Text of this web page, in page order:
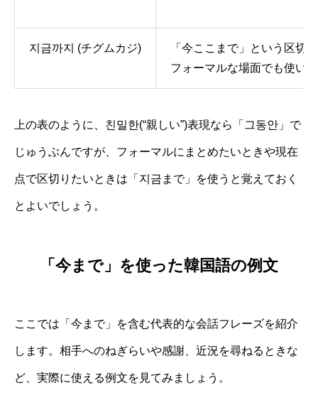
지금까지 (チグムカジ)
「今ここまで」という区切
フォーマルな場面でも使い
上の表のように、친밀한(“親しい”)表現なら「그동안」で
じゅうぶんですが、フォーマルにまとめたいときや現在
点で区切りたいときは「지금まで」を使うと覚えておく
とよいでしょう。
「今まで」を使った韓国語の例文
ここでは「今まで」を含む代表的な会話フレーズを紹介
します。相手へのねぎらいや感謝、近況を尋ねるときな
ど、実際に使える例文を見てみましょう。